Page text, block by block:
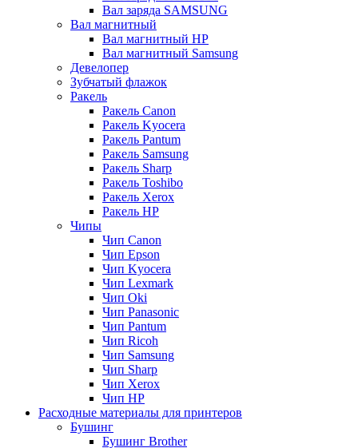
Вал заряда SAMSUNG
Вал магнитный
Вал магнитный HP
Вал магнитный Samsung
Девелопер
Зубчатый флажок
Ракель
Ракель Canon
Ракель Kyocera
Ракель Pantum
Ракель Samsung
Ракель Sharp
Ракель Toshibo
Ракель Xerox
Ракель НР
Чипы
Чип Canon
Чип Epson
Чип Kyocera
Чип Lexmark
Чип Oki
Чип Panasonic
Чип Pantum
Чип Ricoh
Чип Samsung
Чип Sharp
Чип Xerox
Чип НР
Расходные материалы для принтеров
Бушинг
Бушинг Brother